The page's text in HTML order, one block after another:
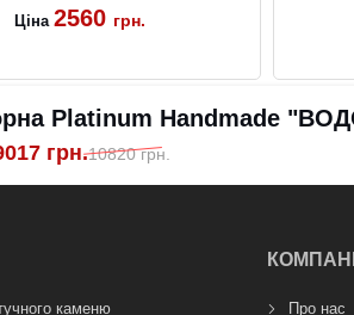
Ціна 2560 грн.
Platinum Handmade
грн.10820грн.
каменю Про нас